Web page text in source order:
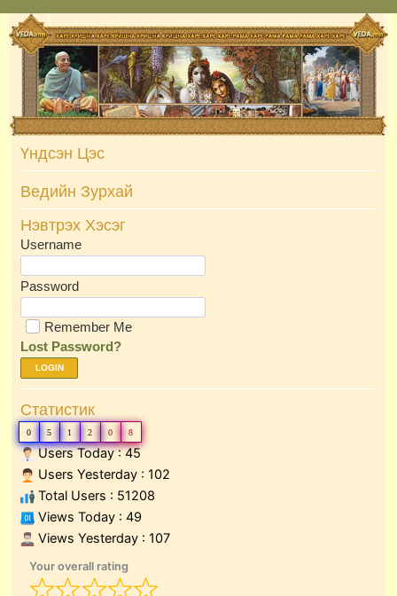
Skip
to
content
Үндсэн Цэс
Ведийн Зурхай
Нэвтрэх Хэсэг
Username
Password
Remember Me
Lost Password?
LOGIN
Статистик
0 5 1 2 0 8
Users Today : 45
Users Yesterday : 102
Total Users : 51208
Views Today : 49
Views Yesterday : 107
Your overall rating